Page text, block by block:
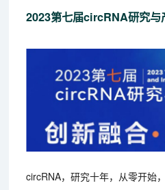
2023第七届circRNA研究与
circRNA，研究十年，从零开始